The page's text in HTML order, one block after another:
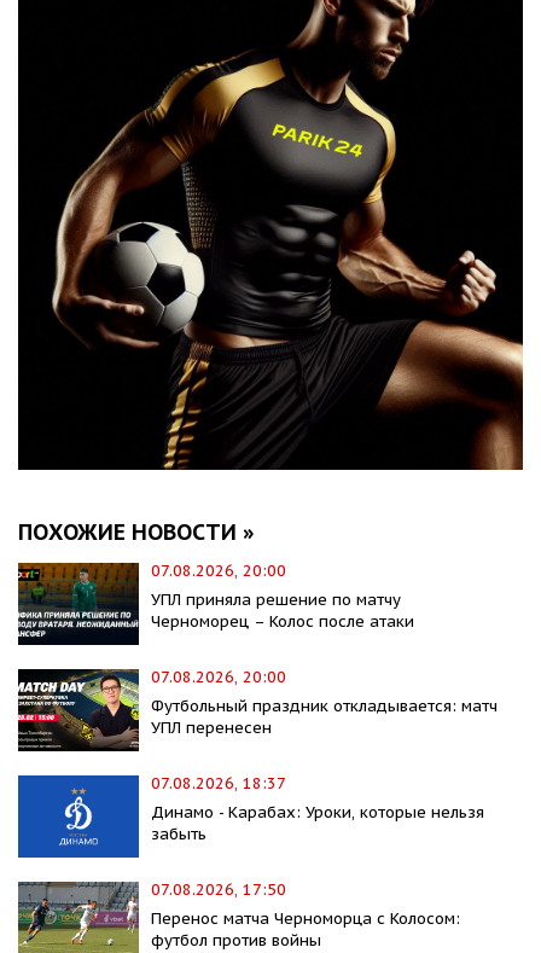
ПОХОЖИЕ НОВОСТИ »
07.08.2026, 20:00
УПЛ приняла решение по матчу
Черноморец – Колос после атаки
07.08.2026, 20:00
Футбольный праздник откладывается: матч
УПЛ перенесен
07.08.2026, 18:37
Динамо - Карабах: Уроки, которые нельзя
забыть
07.08.2026, 17:50
Перенос матча Черноморца с Колосом:
футбол против войны